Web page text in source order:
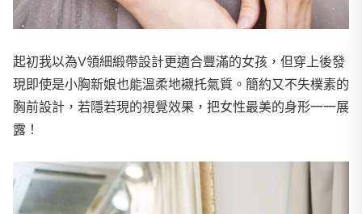
起初我以為V領細緞帶設計更適合豐滿的女孩，但穿上後發
現即使是小胸新娘也能溫柔地襯托氣質。簡約又不失樸素的
胸前設計，若隱若現的視覺效果，把女性最美的身形一一展
露！